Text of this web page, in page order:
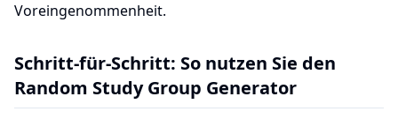
Voreingenommenheit.
Schritt-für-Schritt: So nutzen Sie den
Random Study Group Generator